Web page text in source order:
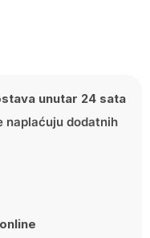
unutar 24 sata
naplaćuju dodatnih